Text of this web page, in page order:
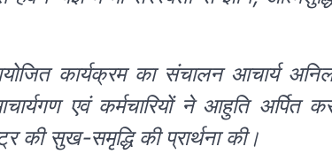
कार्यक्रम का संचालन आचार्य
एवं कर्मचारियों ने आहुति अर्पित
की सुख-समृद्धि की प्रार्थना की।